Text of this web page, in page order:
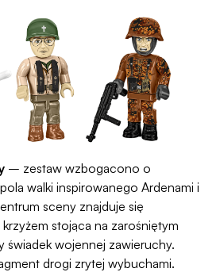
– zestaw wzbogacono o
walki inspirowanego Ardenami i
sceny znajduje się
stojąca na zarośniętym
świadek wojennej zawieruchy.
drogi zrytej wybuchami.